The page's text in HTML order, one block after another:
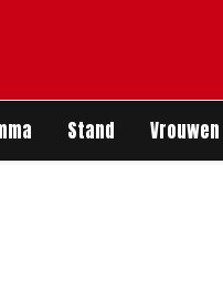
Stand Vrouwen